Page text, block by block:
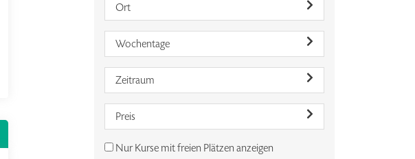
Ort
Wochentage
Zeitraum
Preis
Nur Kurse mit freien Plätzen anzeigen